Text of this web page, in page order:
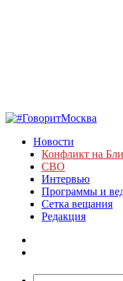
Новости
Конфликт на
СВО
Интервью
Программы и
Сетка вещания
Редакция